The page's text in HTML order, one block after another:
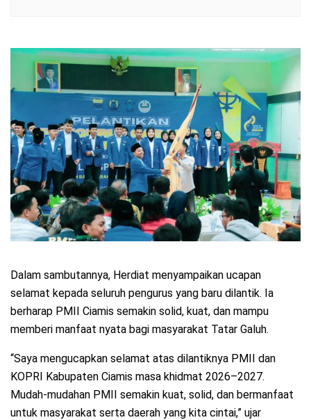
Dalam sambutannya, Herdiat menyampaikan ucapan
selamat kepada seluruh pengurus yang baru dilantik. Ia
berharap PMII Ciamis semakin solid, kuat, dan mampu
memberi manfaat nyata bagi masyarakat Tatar Galuh.
“Saya mengucapkan selamat atas dilantiknya PMII dan
KOPRI Kabupaten Ciamis masa khidmat 2026–2027.
Mudah-mudahan PMII semakin kuat, solid, dan bermanfaat
untuk masyarakat serta daerah yang kita cintai,” ujar